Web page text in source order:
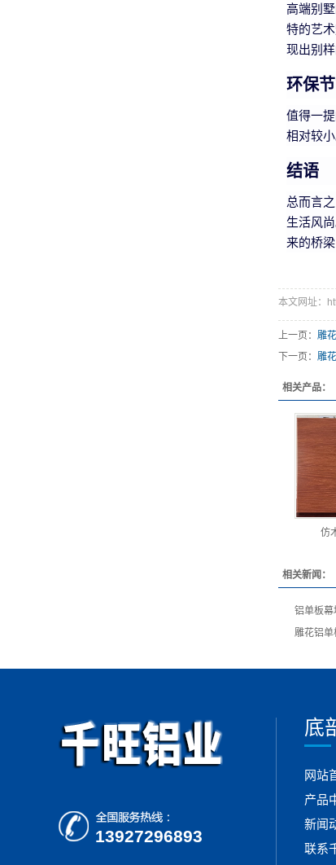
高端别
特的艺
现出别样
环保
值得一
相对较
结语
总而言
生活风
来的桥
本文网址：
上一页： 雕
下一页： 雕
相关产品：
仿
相关新闻：
铝单板幕
雕花铝单
13927296893
底
网站
产品
新闻
联系